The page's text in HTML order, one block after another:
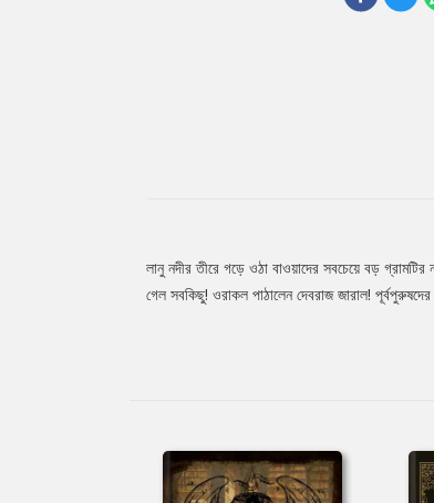
Tab
লানু নদীর তীরে গড়ে ওঠা বাওয়াদের সবচেয়ে বড়
গেল সবকিছু! ওরাকল পাঠালেন দেবরাজ জারাল!